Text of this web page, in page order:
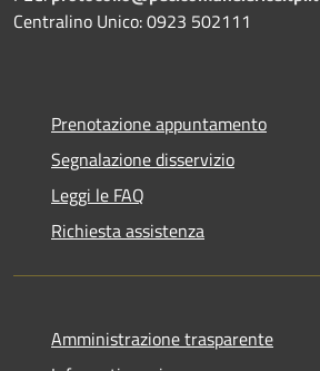
Centralino Unico: 0923 502111
Prenotazione appuntamento
Segnalazione disservizio
Leggi le FAQ
Richiesta assistenza
Amministrazione trasparente